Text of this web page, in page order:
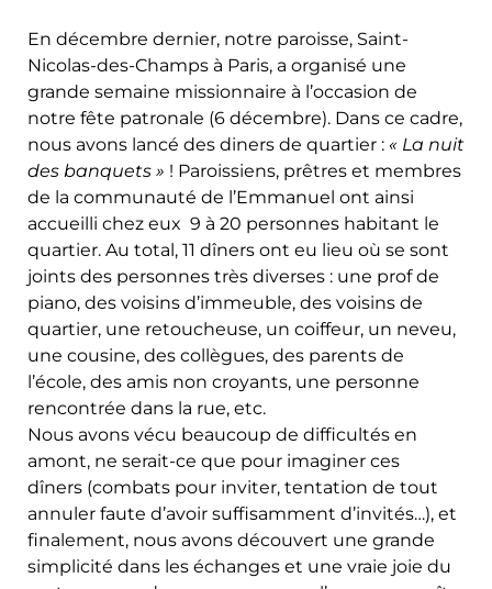
En décembre dernier, notre paroisse, Saint-
Nicolas-des-Champs à Paris, a organisé une
grande semaine missionnaire à l’occasion de
notre fête patronale (6 décembre). Dans ce cadre,
nous avons lancé des diners de quartier : « La nuit
des banquets » ! Paroissiens, prêtres et membres
de la communauté de l’Emmanuel ont ainsi
accueilli chez eux 9 à 20 personnes habitant le
quartier. Au total, 11 dîners ont eu lieu où se sont
joints des personnes très diverses : une prof de
piano, des voisins d’immeuble, des voisins de
quartier, une retoucheuse, un coiffeur, un neveu,
une cousine, des collègues, des parents de
l’école, des amis non croyants, une personne
rencontrée dans la rue, etc.
Nous avons vécu beaucoup de difficultés en
amont, ne serait-ce que pour imaginer ces
dîners (combats pour inviter, tentation de tout
annuler faute d’avoir suffisamment d’invités…), et
finalement, nous avons découvert une grande
simplicité dans les échanges et une vraie joie du